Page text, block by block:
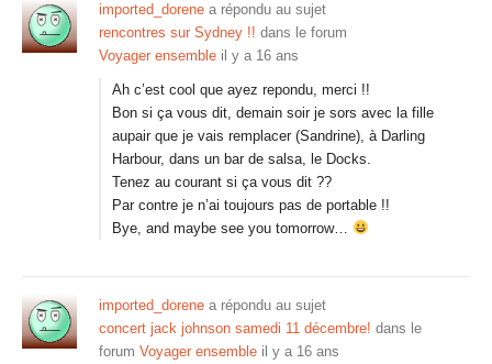
imported_dorene a répondu au sujet
rencontres sur Sydney !! dans le forum
Voyager ensemble il y a 16 ans
Ah c’est cool que ayez repondu, merci !!
Bon si ça vous dit, demain soir je sors avec la fille
aupair que je vais remplacer (Sandrine), à Darling
Harbour, dans un bar de salsa, le Docks.
Tenez au courant si ça vous dit ??
Par contre je n’ai toujours pas de portable !!
Bye, and maybe see you tomorrow…
imported_dorene a répondu au sujet
concert jack johnson samedi 11 décembre! dans le
forum Voyager ensemble il y a 16 ans